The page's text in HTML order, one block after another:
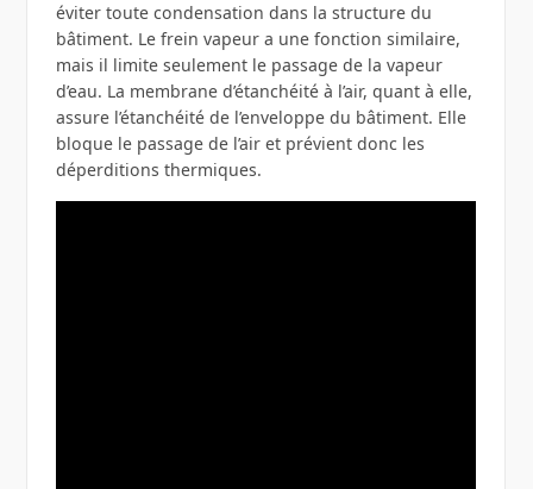
éviter toute condensation dans la structure du
bâtiment. Le frein vapeur a une fonction similaire,
mais il limite seulement le passage de la vapeur
d’eau. La membrane d’étanchéité à l’air, quant à elle,
assure l’étanchéité de l’enveloppe du bâtiment. Elle
bloque le passage de l’air et prévient donc les
déperditions thermiques.